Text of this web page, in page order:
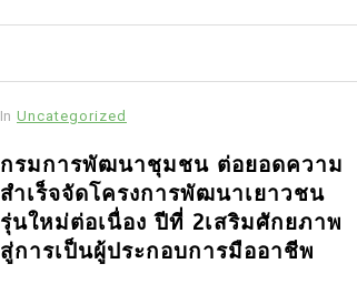
In Uncategorized
กรมการพัฒนาชุมชน ต่อยอดความ
สำเร็จจัดโครงการพัฒนาเยาวชน
รุ่นใหม่ต่อเนื่อง ปีที่ 2เสริมศักยภาพ
สู่การเป็นผู้ประกอบการมืออาชีพ